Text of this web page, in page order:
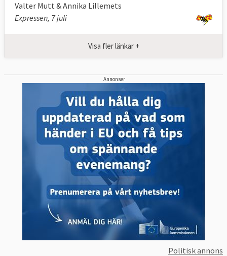
Valter Mutt & Annika Lillemets
Expressen, 7 juli
Visa fler länkar +
Annonser
Politisk annons